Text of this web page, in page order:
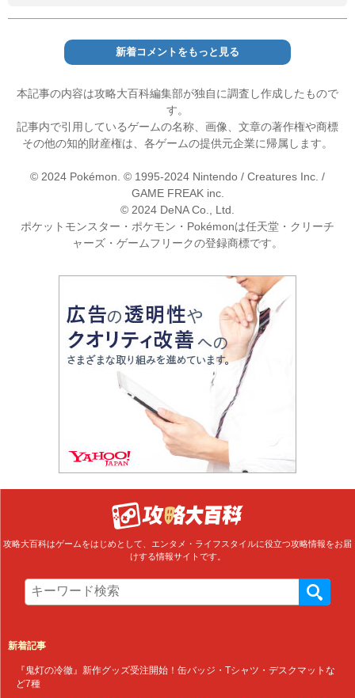
新着コメントをもっと見る
本記事の内容は攻略大百科編集部が独自に調査し作成したもので
す。
記事内で引用しているゲームの名称、画像、文章の著作権や商標
その他の知的財産権は、各ゲームの提供元企業に帰属します。
© 2024 Pokémon. © 1995-2024 Nintendo / Creatures Inc. /
GAME FREAK inc.
© 2024 DeNA Co., Ltd.
ポケットモンスター・ポケモン・Pokémonは任天堂・クリーチ
ャーズ・ゲームフリークの登録商標です。
攻略大百科はゲームをはじめとして、エンタメ・ライフスタイルに役立つ攻略情報をお届
けする情報サイトです。
新着記事
『鬼灯の冷徹』新作グッズ受注開始！缶バッジ・Tシャツ・デスクマットな
ど7種